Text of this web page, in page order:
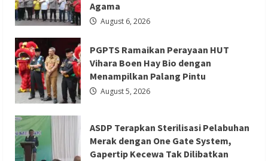
Berita Ekonomi dan Bisnis
Berita Nasional
Berita Trending
ASDP Terapkan Sterilisasi Pelabuhan
Merak dengan One Gate System,
Gapertip Kecewa Tak Dilibatkan
Redaksi 01 August 5, 2026
Agama
August 6, 2026
PGPTS Ramaikan Perayaan HUT
Vihara Boen Hay Bio dengan
Menampilkan Palang Pintu
August 5, 2026
ASDP Terapkan Sterilisasi Pelabuhan
Merak dengan One Gate System,
Gapertip Kecewa Tak Dilibatkan